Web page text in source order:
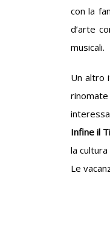
con la
d’arte
musicali.
Un altro
Infine il
la
Le